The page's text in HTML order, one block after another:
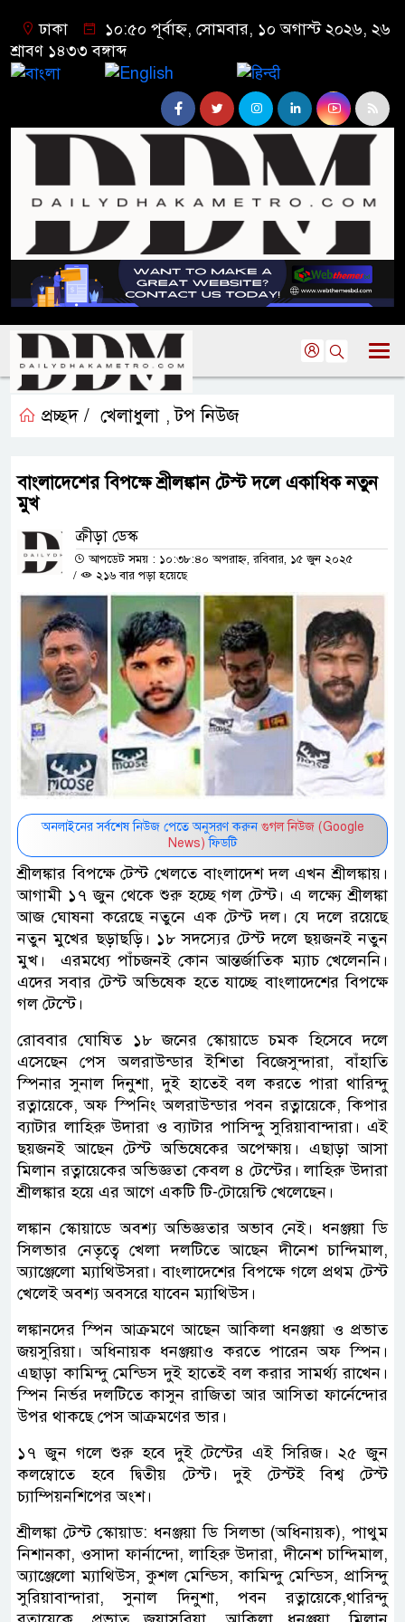
ঢাকা
১০:৫০ পূর্বাহ্ন, সোমবার, ১০ অগাস্ট ২০২৬, ২৬
শ্রাবণ ১৪৩৩ বঙ্গাব্দ
প্রচ্ছদ / খেলাধুলা ,টপ নিউজ
বাংলাদেশের বিপক্ষে শ্রীলঙ্কান টেস্ট দলে একাধিক নতুন
মুখ
ক্রীড়া ডেস্ক
আপডেট সময় : ১০:৩৮:৪০ অপরাহ্ন, রবিবার, ১৫ জুন ২০২৫
/
২১৬ বার পড়া হয়েছে
অনলাইনের সর্বশেষ নিউজ পেতে অনুসরণ করুন গুগল নিউজ (Google
News) ফিডটি
শ্রীলঙ্কার বিপক্ষে টেস্ট খেলতে বাংলাদেশ দল এখন শ্রীলঙ্কায়।
আগামী ১৭ জুন থেকে শুরু হচ্ছে গল টেস্ট। এ লক্ষ্যে শ্রীলঙ্কা
আজ ঘোষনা করেছে নতুনে এক টেস্ট দল। যে দলে রয়েছে
নতুন মুখের ছড়াছড়ি। ১৮ সদস্যের টেস্ট দলে ছয়জনই নতুন
মুখ। এরমধ্যে পাঁচজনই কোন আন্তর্জাতিক ম্যাচ খেলেননি।
এদের সবার টেস্ট অভিষেক হতে যাচ্ছে বাংলাদেশের বিপক্ষে
গল টেস্টে।
রোববার ঘোষিত ১৮ জনের স্কোয়াডে চমক হিসেবে দলে
এসেছেন পেস অলরাউন্ডার ইশিতা বিজেসুন্দারা, বাঁহাতি
স্পিনার সুনাল দিনুশা, দুই হাতেই বল করতে পারা থারিন্দু
রত্নায়েকে, অফ স্পিনিং অলরাউন্ডার পবন রত্নায়েকে, কিপার
ব্যাটার লাহিরু উদারা ও ব্যাটার পাসিন্দু সুরিয়াবান্দারা। এই
ছয়জনই আছেন টেস্ট অভিষেকের অপেক্ষায়। এছাড়া আসা
মিলান রত্নায়েকের অভিজ্ঞতা কেবল ৪ টেস্টের। লাহিরু উদারা
শ্রীলঙ্কার হয়ে এর আগে একটি টি-টোয়েন্টি খেলেছেন।
লঙ্কান স্কোয়াডে অবশ্য অভিজ্ঞতার অভাব নেই। ধনঞ্জয়া ডি
সিলভার নেতৃত্বে খেলা দলটিতে আছেন দীনেশ চান্দিমাল,
অ্যাঞ্জেলো ম্যাথিউসরা। বাংলাদেশের বিপক্ষে গলে প্রথম টেস্ট
খেলেই অবশ্য অবসরে যাবেন ম্যাথিউস।
লঙ্কানদের স্পিন আক্রমণে আছেন আকিলা ধনঞ্জয়া ও প্রভাত
জয়সুরিয়া। অধিনায়ক ধনঞ্জয়াও করতে পারেন অফ স্পিন।
এছাড়া কামিন্দু মেন্ডিস দুই হাতেই বল করার সামর্থ্য রাখেন।
স্পিন নির্ভর দলটিতে কাসুন রাজিতা আর আসিতা ফার্নেন্দোর
উপর থাকছে পেস আক্রমণের ভার।
১৭ জুন গলে শুরু হবে দুই টেস্টের এই সিরিজ। ২৫ জুন
কলম্বোতে হবে দ্বিতীয় টেস্ট। দুই টেস্টই বিশ্ব টেস্ট
চ্যাম্পিয়নশিপের অংশ।
শ্রীলঙ্কা টেস্ট স্কোয়াড: ধনঞ্জয়া ডি সিলভা (অধিনায়ক), পাথুম
নিশানকা, ওসাদা ফার্নান্দো, লাহিরু উদারা, দীনেশ চান্দিমাল,
অ্যাঞ্জেলো ম্যাথিউস, কুশল মেন্ডিস, কামিন্দু মেন্ডিস, প্রাসিন্দু
সুরিয়াবান্দারা, সুনাল দিনুশা, পবন রত্নায়েকে,থারিন্দু